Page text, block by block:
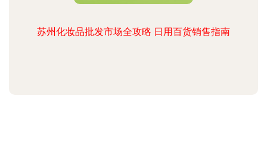
苏州化妆品批发市场全攻略 日用百货销售指南